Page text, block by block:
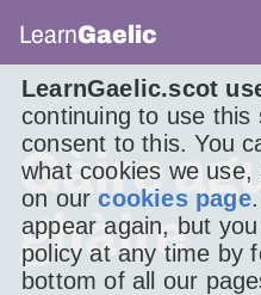
LearnGaelic.scot
continuing to use this
consent to this. You
what cookies we
on ourcookies page
appear again, but
policy at any time by
bottom of all our
LearnGaelic
Gàire
ghàire